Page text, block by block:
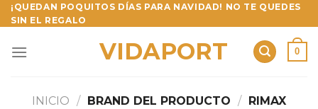
Skip
to
¡QUEDAN POQUITOS DÍAS PARA NAVIDAD! NO TE QUEDES
SIN EL REGALO
VIDAPORT 0
INICIO / BRAND DEL PRODUCTO / RIMAX